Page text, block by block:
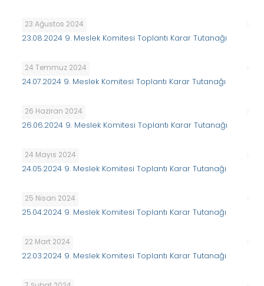
23 Ağustos 2024
23.08.2024 9. Meslek Komitesi Toplantı Karar Tutanağı
24 Temmuz 2024
24.07.2024 9. Meslek Komitesi Toplantı Karar Tutanağı
26 Haziran 2024
26.06.2024 9. Meslek Komitesi Toplantı Karar Tutanağı
24 Mayıs 2024
24.05.2024 9. Meslek Komitesi Toplantı Karar Tutanağı
25 Nisan 2024
25.04.2024 9. Meslek Komitesi Toplantı Karar Tutanağı
22 Mart 2024
22.03.2024 9. Meslek Komitesi Toplantı Karar Tutanağı